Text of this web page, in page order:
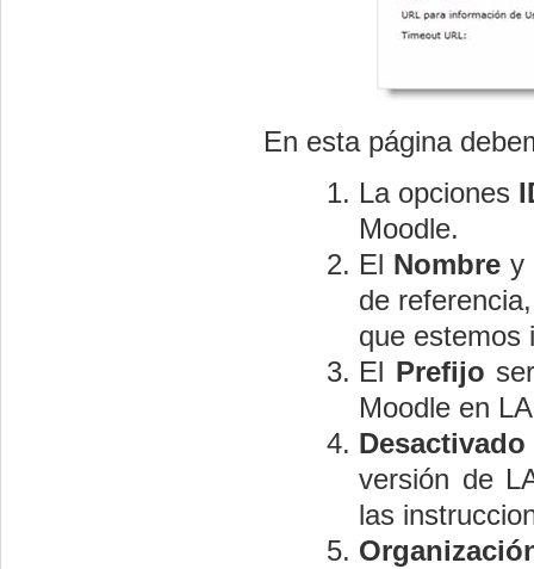
En esta página
La opciones
Moodle.
El Nombrey
de
que estemos
El Prefijo
Moodle en
Desactivado
versión de
las